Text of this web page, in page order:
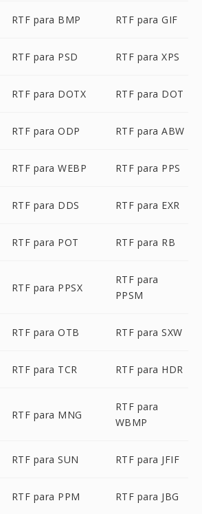
RTF para BMP RTF para GIF
RTF para PSD RTF para XPS
RTF para DOTX RTF para DOT
RTF para ODP RTF para ABW
RTF para WEBP RTF para PPS
RTF para DDS RTF para EXR
RTF para POT RTF para RB
RTF para PPSX
RTF para
PPSM
RTF para OTB RTF para SXW
RTF para TCR RTF para HDR
RTF para MNG
RTF para
WBMP
RTF para SUN RTF para JFIF
RTF para PPM RTF para JBG